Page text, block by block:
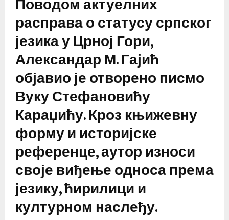
расправа о статусу српског
језика у Црној Гори,
Александар М. Гајић
објавио је отворено писмо
Вуку Стефановићу
Караџићу. Кроз књижевну
форму и историјске
референце, аутор износи
своје виђење односа према
језику, ћирилици и
културном наслеђу.